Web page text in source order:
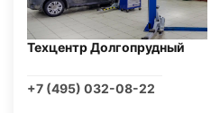
Техцентр Долгопрудный
+7 (495) 032-08-22